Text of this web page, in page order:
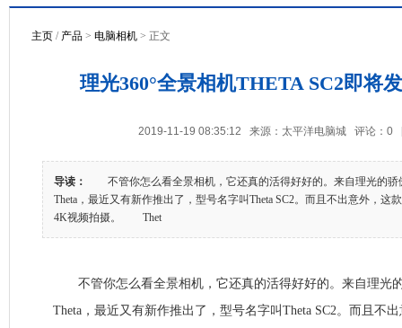
主页 / 产品 > 电脑相机 > 正文
理光360°全景相机THETA SC2即将
2019-11-19 08:35:12 来源：太平洋电脑城 评论： 0
导读：
不管你怎么看全景相机，它还真的活得好好的。来自理光的骄
Theta，最近又有新作推出了，型号名字叫Theta SC2。而且不出意外，这
4K视频拍摄。 Thet
不管你怎么看全景相机，它还真的活得好好的。来自理光的
Theta，最近又有新作推出了，型号名字叫Theta SC2。而且不